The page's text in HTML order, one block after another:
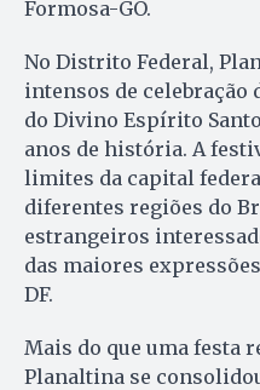
Formosa-GO.
No Distrito Federal,
intensos de celebração
do Divino Espírito
anos de história. A
limites da capital
diferentes regiões do
estrangeiros
das maiores
DF.
Mais do que uma festa
Planaltina se